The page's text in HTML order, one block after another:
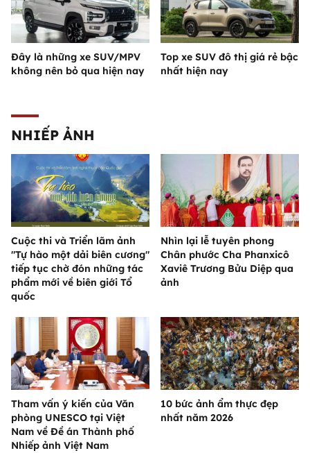
Đây là những xe SUV/MPV
không nên bỏ qua hiện nay
Top xe SUV đô thị giá rẻ bậc
nhất hiện nay
NHIẾP ẢNH
Cuộc thi và Triển lãm ảnh
"Tự hào một dải biên cương"
tiếp tục chờ đón những tác
phẩm mới về biên giới Tổ
quốc
Nhìn lại lễ tuyên phong
Chân phước Cha Phanxicô
Xaviê Trương Bửu Diệp qua
ảnh
Tham vấn ý kiến của Văn
phòng UNESCO tại Việt
Nam về Đề án Thành phố
Nhiếp ảnh Việt Nam
10 bức ảnh ẩm thực đẹp
nhất năm 2026